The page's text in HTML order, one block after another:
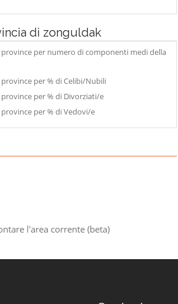
di zonguldak
province per numero di componenti medi della
province per % di Celibi/Nubili
province per % di Divorziati/e
per % di Vedovi/e
l'area corrente (beta)